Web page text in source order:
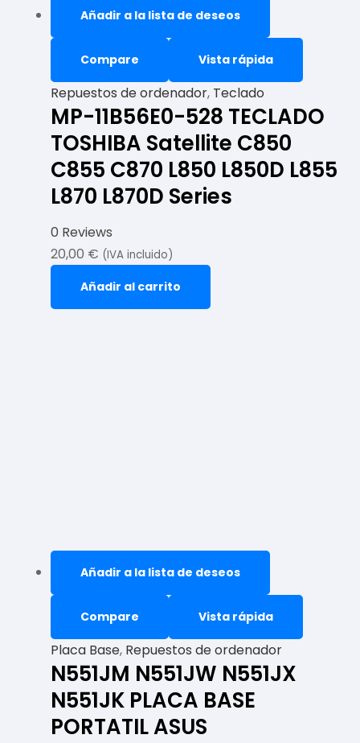
Añadir a la lista de deseos
Compare Vista rápida
Repuestos de ordenador, Teclado
MP-11B56E0-528 TECLADO
TOSHIBA Satellite C850
C855 C870 L850 L850D L855
L870 L870D Series
0 Reviews
20,00 € (IVA incluido)
Añadir al carrito
Añadir a la lista de deseos
Compare Vista rápida
Placa Base, Repuestos de ordenador
N551JM N551JW N551JX
N551JK PLACA BASE
PORTATIL ASUS